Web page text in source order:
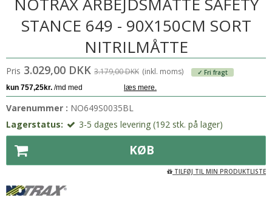
STANCE 649 - 90X150CM SORT
NITRILMÅTTE
Pris 3.029,00 DKK 3.179,00 DKK (inkl. moms) ✓ Fri fragt
Varenummer : NO649S0035BL
Lagerstatus:
3-5 dages levering (192 stk. på lager)
KØB
TILFØJ TIL MIN PRODUKTLISTE